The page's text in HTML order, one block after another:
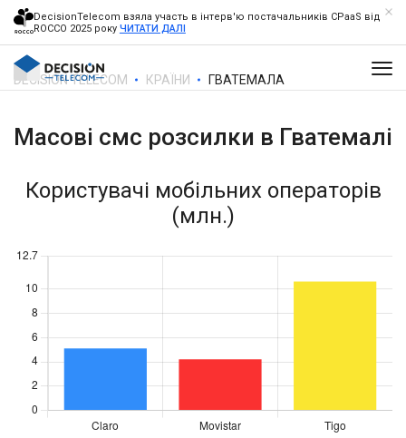
DecisionTelecom взяла участь в інтерв'ю постачальників CPaaS від
ROCCO 2025 року ЧИТАТИ ДАЛІ
DECISION TELECOM КРАЇНИ ГВАТЕМАЛА
Масові смс розсилки в Гватемалі
Користувачі мобільних операторів
(млн.)